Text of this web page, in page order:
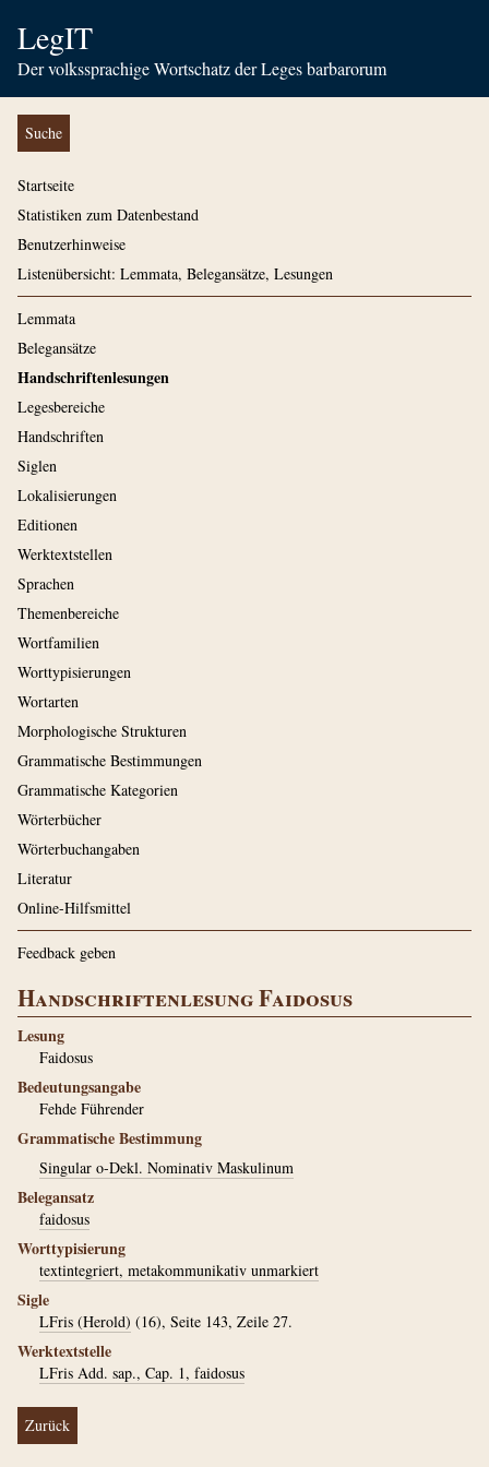
LegIT
Der volkssprachige Wortschatz der Leges barbarorum
Suche
Startseite
Statistiken zum Datenbestand
Benutzerhinweise
Listenübersicht: Lemmata, Belegansätze, Lesungen
Lemmata
Belegansätze
Handschriftenlesungen
Legesbereiche
Handschriften
Siglen
Lokalisierungen
Editionen
Werktextstellen
Sprachen
Themenbereiche
Wortfamilien
Worttypisierungen
Wortarten
Morphologische Strukturen
Grammatische Bestimmungen
Grammatische Kategorien
Wörterbücher
Wörterbuchangaben
Literatur
Online-Hilfsmittel
Feedback geben
Handschriftenlesung Faidosus
Lesung
Faidosus
Bedeutungsangabe
Fehde Führender
Grammatische Bestimmung
Singular o-Dekl. Nominativ Maskulinum
Belegansatz
faidosus
Worttypisierung
textintegriert, metakommunikativ unmarkiert
Sigle
LFris (Herold) (16), Seite 143, Zeile 27.
Werktextstelle
LFris Add. sap., Cap. 1, faidosus
Zurück